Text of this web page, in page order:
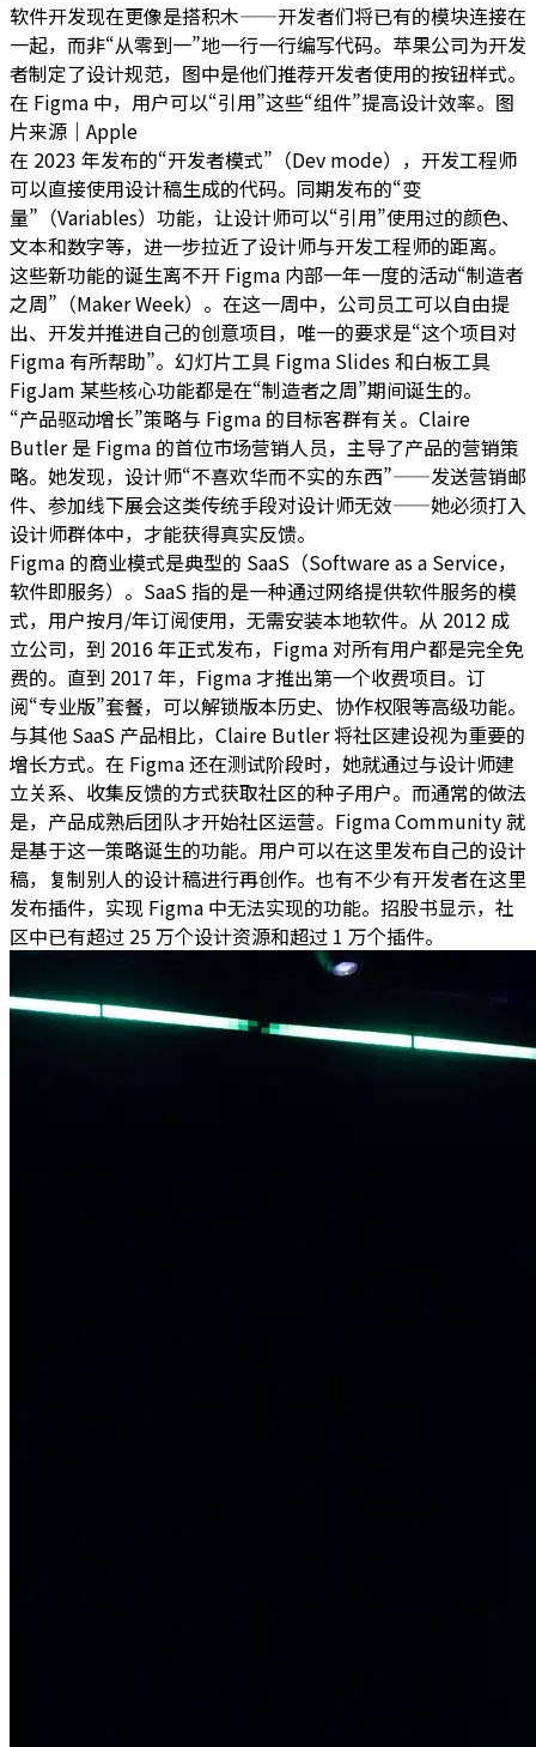
软件开发现在更像是搭积木——开发者们将已有的模块连接在
一起，而非“从零到一”地一行一行编写代码。苹果公司为开发
者制定了设计规范，图中是他们推荐开发者使用的按钮样式。
在 Figma 中，用户可以“引用”这些“组件”提高设计效率。图
片来源｜Apple
在 2023 年发布的“开发者模式”（Dev mode），开发工程师
可以直接使用设计稿生成的代码。同期发布的“变
量”（Variables）功能，让设计师可以“引用”使用过的颜色、
文本和数字等，进一步拉近了设计师与开发工程师的距离。
这些新功能的诞生离不开 Figma 内部一年一度的活动“制造者
之周”（Maker Week）。在这一周中，公司员工可以自由提
出、开发并推进自己的创意项目，唯一的要求是“这个项目对
Figma 有所帮助”。幻灯片工具 Figma Slides 和白板工具
FigJam 某些核心功能都是在“制造者之周”期间诞生的。
“产品驱动增长”策略与 Figma 的目标客群有关。Claire
Butler 是 Figma 的首位市场营销人员，主导了产品的营销策
略。她发现，设计师“不喜欢华而不实的东西”——发送营销邮
件、参加线下展会这类传统手段对设计师无效——她必须打入
设计师群体中，才能获得真实反馈。
Figma 的商业模式是典型的 SaaS（Software as a Service，
软件即服务）。SaaS 指的是一种通过网络提供软件服务的模
式，用户按月/年订阅使用，无需安装本地软件。从 2012 成
立公司，到 2016 年正式发布，Figma 对所有用户都是完全免
费的。直到 2017 年，Figma 才推出第一个收费项目。订
阅“专业版”套餐，可以解锁版本历史、协作权限等高级功能。
与其他 SaaS 产品相比，Claire Butler 将社区建设视为重要的
增长方式。在 Figma 还在测试阶段时，她就通过与设计师建
立关系、收集反馈的方式获取社区的种子用户。而通常的做法
是，产品成熟后团队才开始社区运营。Figma Community 就
是基于这一策略诞生的功能。用户可以在这里发布自己的设计
稿，复制别人的设计稿进行再创作。也有不少有开发者在这里
发布插件，实现 Figma 中无法实现的功能。招股书显示，社
区中已有超过 25 万个设计资源和超过 1 万个插件。